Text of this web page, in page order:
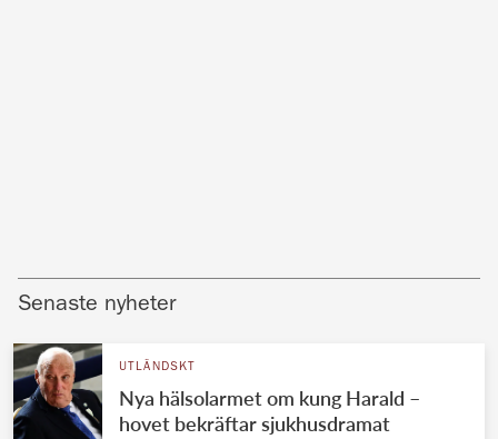
Senaste nyheter
UTLÄNDSKT
Nya hälsolarmet om kung Harald –
hovet bekräftar sjukhusdramat